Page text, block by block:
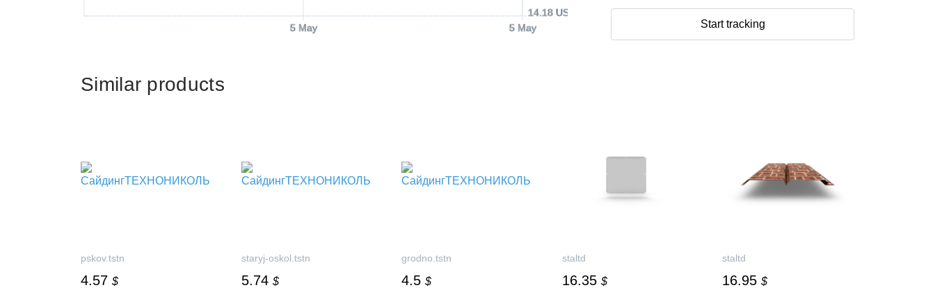
5 May 5 May
14.18 USD
Start tracking
Similar products
pskov.tstn
4.57 $
staryj-oskol.tstn
5.74 $
grodno.tstn
4.5 $
staltd
16.35 $
staltd
16.95 $